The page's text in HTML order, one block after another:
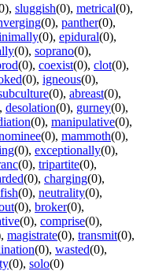
, sluggish(0), metrical(0),
(0), panther(0),
(0), epidural(0),
(0), soprano(0),
(0), coexist(0), clot(0),
(0), igneous(0),
(0), abreast(0),
, desolation(0), gurney(0),
(0), manipulative(0),
(0), mammoth(0),
(0), exceptionally(0),
(0), tripartite(0),
(0), charging(0),
(0), neutrality(0),
(0), broker(0),
(0), comprise(0),
, magistrate(0), transmit(0),
(0), wasted(0),
(0), solo(0)